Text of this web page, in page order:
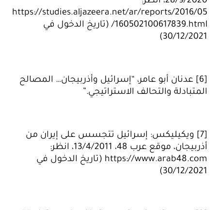
https://studies.aljazeera.net/ar/reports/2016/05
/160502100617839.html (تاريخ الدخول في
30/12/2021)
[6] عدنان أبو عامر، “إسرائيل وأذربيجان… المصالح
المتبادلة والتحالف الاستراتيجي.”
[7] ويكيليكس: إسرائيل تتجسس على إيران من
أذربيجان، موقع عرب 48، 13/4/2011، انظر:
https://www.arab48.com (تاريخ الدخول في
30/12/2021)